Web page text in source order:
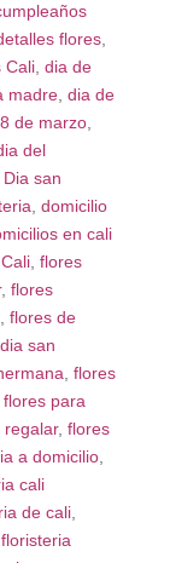
flores,
Cali, dia de
madre, dia de
de marzo,
del
Dia san
, domicilio
en cali
, flores
, flores
, flores de
san
, flores
flores para
regalar, flores
a domicilio,
cali
de cali,
floristeria